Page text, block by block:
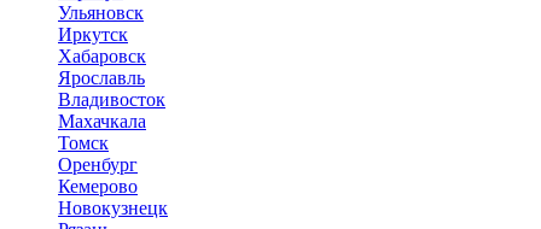
Ульяновск
Иркутск
Хабаровск
Ярославль
Владивосток
Махачкала
Томск
Оренбург
Кемерово
Новокузнецк